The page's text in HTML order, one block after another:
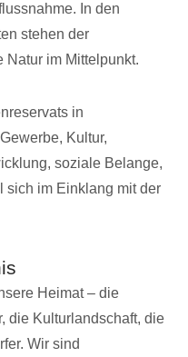
In den
stehen der
Natur im Mittelpunkt.
in
Kultur,
soziale Belange,
sich im Einklang mit der
Heimat – die
die Kulturlandschaft, die
Wir sind